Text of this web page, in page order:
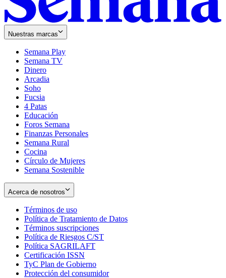
Nuestras marcas
Semana Play
Semana TV
Dinero
Arcadia
Soho
in
new
window
Fucsia
in
new
window
4 Patas
Educación
Foros Semana
Finanzas Personales
Semana Rural
Cocina
Círculo de Mujeres
Semana Sostenible
Acerca de nosotros
Términos de uso
in
new
window
Política de Tratamiento de Datos
Términos suscripciones
in
Política de Riesgos C/ST
Política SAGRILAFT
new
window
Certificación ISSN
in
new
TyC Plan de Gobierno
in
Protección del consumidorOpens